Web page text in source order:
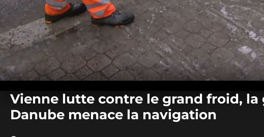
seconds
seconds Volume
Vienne lutte contre le grand froid, la
Danube menace la navigation